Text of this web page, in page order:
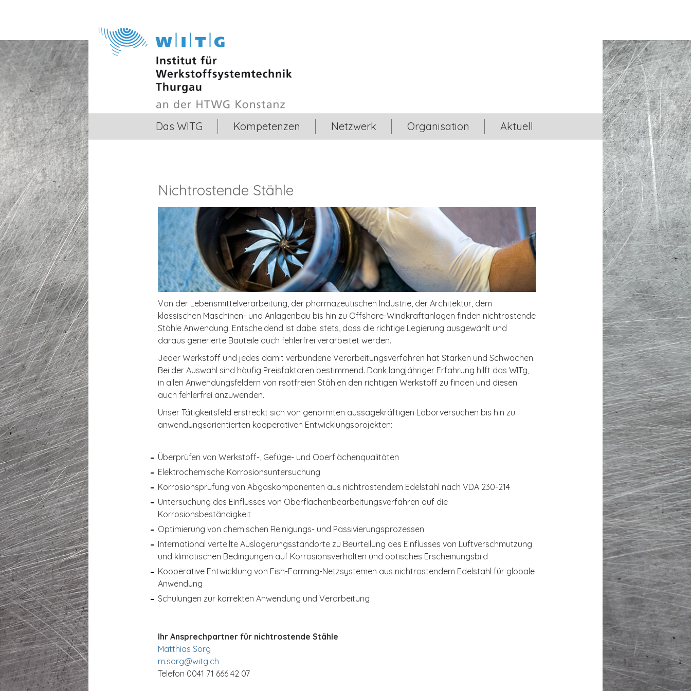
Das WITG Kompetenzen Netzwerk Organisation Aktuell
Nichtrostende Stähle
Von der Lebensmittelverarbeitung, der pharmazeutischen Industrie, der Architektur, dem
klassischen Maschinen- und Anlagenbau bis hin zu Offshore-Windkraftanlagen finden nichtrostende
Stähle Anwendung. Entscheidend ist dabei stets, dass die richtige Legierung ausgewählt und
daraus generierte Bauteile auch fehlerfrei verarbeitet werden.
Jeder Werkstoff und jedes damit verbundene Verarbeitungsverfahren hat Stärken und Schwächen.
Bei der Auswahl sind häufig Preisfaktoren bestimmend. Dank langjähriger Erfahrung hilft das WITg,
in allen Anwendungsfeldern von rsotfreien Stählen den richtigen Werkstoff zu finden und diesen
auch fehlerfrei anzuwenden.
Unser Tätigkeitsfeld erstreckt sich von genormten aussagekräftigen Laborversuchen bis hin zu
anwendungsorientierten kooperativen Entwicklungsprojekten:
Überprüfen von Werkstoff-, Gefüge- und Oberflächenqualitäten
Elektrochemische Korrosionsuntersuchung
Korrosionsprüfung von Abgaskomponenten aus nichtrostendem Edelstahl nach VDA 230-214
Untersuchung des Einflusses von Oberflächenbearbeitungsverfahren auf die
Korrosionsbeständigkeit
Optimierung von chemischen Reinigungs- und Passivierungsprozessen
International verteilte Auslagerungsstandorte zu Beurteilung des Einflusses von Luftverschmutzung
und klimatischen Bedingungen auf Korrosionsverhalten und optisches Erscheinungsbild
Kooperative Entwicklung von Fish-Farming-Netzsystemen aus nichtrostendem Edelstahl für globale
Anwendung
Schulungen zur korrekten Anwendung und Verarbeitung
Ihr Ansprechpartner für nichtrostende Stähle
Matthias Sorg
m.sorg@witg.ch
Telefon 0041 71 666 42 07